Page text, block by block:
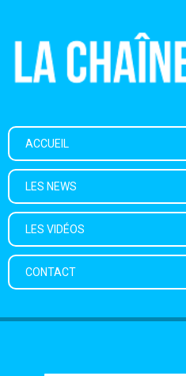
ACCUEIL
LES NEWS
LES VIDÉOS
CONTACT